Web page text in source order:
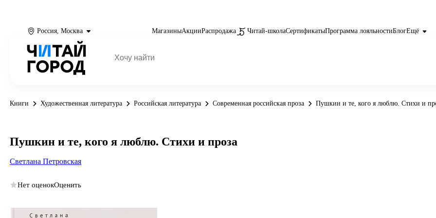
Россия, Москва МагазиныАкцииРаспродажа Читай-школаСертификатыПрограмма лояльностиБлогЕщё
Книги Художественная литература Российская литература Современная российская проза Пушкин и те, кого я люблю. Стихи и
Пушкин и те, кого я люблю. Стихи и проза
Светлана Петровская
Нет оценокОценить